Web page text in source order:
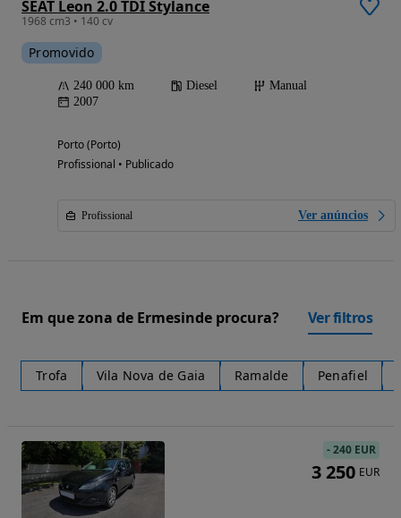
SEAT Leon 2.0 TDI Stylance
1968 cm3 • 140 cv
Promovido
240 000 km Diesel
Manual
2007
Porto (Porto)
Profissional • Publicado
Profissional Ver anúncios
Em que zona de Ermesinde procura? Ver filtros
Trofa Vila Nova de Gaia Ramalde Penafiel
-240 EUR
3 250 EUR